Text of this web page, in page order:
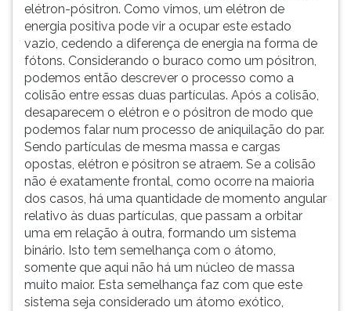
elétron-pósitron. Como vimos, um elétron de
energia positiva pode vir a ocupar este estado
vazio, cedendo a diferença de energia na forma de
fótons. Considerando o buraco como um pósitron,
podemos então descrever o processo como a
colisão entre essas duas partículas. Após a colisão,
desaparecem o elétron e o pósitron de modo que
podemos falar num processo de aniquilação do par.
Sendo partículas de mesma massa e cargas
opostas, elétron e pósitron se atraem. Se a colisão
não é exatamente frontal, como ocorre na maioria
dos casos, há uma quantidade de momento angular
relativo às duas partículas, que passam a orbitar
uma em relação à outra, formando um sistema
binário. Isto tem semelhança com o átomo,
somente que aqui não há um núcleo de massa
muito maior. Esta semelhança faz com que este
sistema seja considerado um átomo exótico,